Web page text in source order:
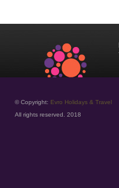
© Copyright: Evro Holidays & Travel
All rights reserved. 2018